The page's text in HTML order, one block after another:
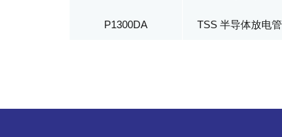
P1300DA TSS 半导体放电管